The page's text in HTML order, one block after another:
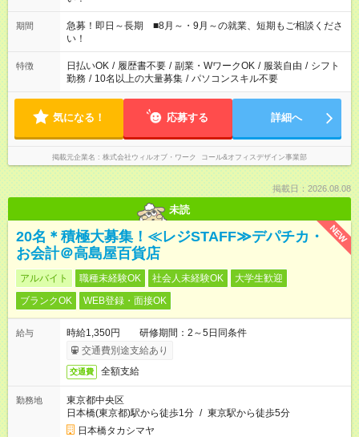
期間
急募！即日～長期 ■8月～・9月～の就業、短期もご相談くださ
い！
特徴 日払いOK / 履歴書不要 / 副業・WワークOK / 服装自由 / シフト
勤務 / 10名以上の大量募集 / パソコンスキル不要
気になる！ 応募する 詳細へ
掲載元企業名 株式会社ウィルオブ・ワーク コール&オフィスデザイン事業部
掲載日：2026.08.08
未読
NEW
20名＊積極大募集！≪レジSTAFF≫デパチカ・
お会計＠高島屋百貨店
アルバイト 職種未経験OK 社会人未経験OK
大学生歓迎
ブランクOK
WEB登録・面接OK
給与
時給1,350円 研修期間：2～5日同条件
交通費別途支給あり
交通費 全額支給
勤務地
東京都中央区
日本橋(東京都)駅から徒歩1分 / 東京駅から徒歩5分
日本橋タカシマヤ